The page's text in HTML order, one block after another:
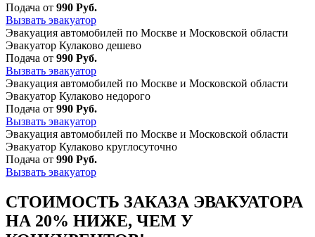
Подача от 990 Руб.
Вызвать эвакуатор
Эвакуация автомобилей по Москве и Московской области
Эвакуатор Кулаково дешево
Подача от 990 Руб.
Вызвать эвакуатор
Эвакуация автомобилей по Москве и Московской области
Эвакуатор Кулаково недорого
Подача от 990 Руб.
Вызвать эвакуатор
Эвакуация автомобилей по Москве и Московской области
Эвакуатор Кулаково круглосуточно
Подача от 990 Руб.
Вызвать эвакуатор
СТОИМОСТЬ ЗАКАЗА ЭВАКУАТОРА
НА 20% НИЖЕ, ЧЕМ У